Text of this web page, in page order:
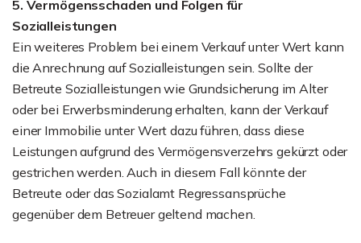
5. Vermögensschaden und Folgen für
Sozialleistungen
Ein weiteres Problem bei einem Verkauf unter Wert kann
die Anrechnung auf Sozialleistungen sein. Sollte der
Betreute Sozialleistungen wie Grundsicherung im Alter
oder bei Erwerbsminderung erhalten, kann der Verkauf
einer Immobilie unter Wert dazu führen, dass diese
Leistungen aufgrund des Vermögensverzehrs gekürzt oder
gestrichen werden. Auch in diesem Fall könnte der
Betreute oder das Sozialamt Regressansprüche
gegenüber dem Betreuer geltend machen.